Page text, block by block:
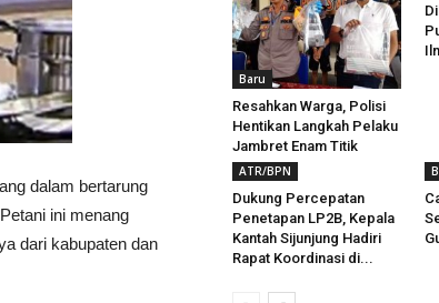
dalam bertarung
ini menang
dari kabupaten dan
Baru
Resahkan Warga, Polisi
Hentikan Langkah Pelaku
Jambret Enam Titik
ATR/BPN
Dukung Percepatan
Penetapan LP2B, Kepala
Kantah Sijunjung Hadiri
Rapat Koordinasi di...